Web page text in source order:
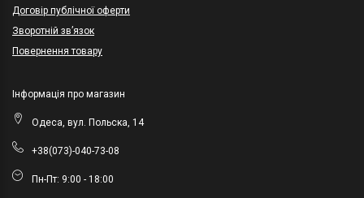
Договір публічної оферти
Зворотній зв’язок
Повернення товару
Інформація про магазин
Одеса, вул. Польска, 14
+38(073)-040-73-08
Пн-Пт: 9:00 - 18:00